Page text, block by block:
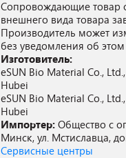
Сопровождающие товар
внешнего вида товара
Производитель может
без уведомления об
Изготовитель:
eSUN Bio Material Co.,
Hubei
eSUN Bio Material Co.,
Hubei
Импортер: Общество с
Минск, ул. Мстиславца,
Сервисные центры